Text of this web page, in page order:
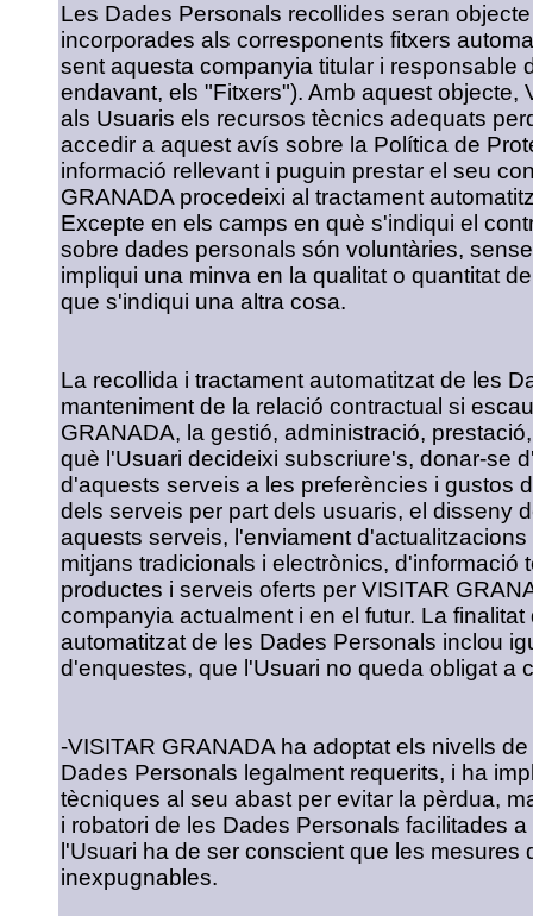
Les Dades Personals recollides seran
incorporades als corresponents fitxers
sent aquesta companyia titular i responsable
endavant, els "Fitxers"). Amb aquest objecte,
als Usuaris els recursos tècnics adequats
accedir a aquest avís sobre la Política de
informació rellevant i puguin prestar el seu
GRANADA procedeixi al tractament
Excepte en els camps en què s'indiqui el
sobre dades personals són voluntàries,
impliqui una minva en la qualitat o quantitat
que s'indiqui una altra cosa.
La recollida i tractament automatitzat de les
manteniment de la relació contractual si
GRANADA, la gestió, administració,
què l'Usuari decideixi subscriure's, donar-se
d'aquests serveis a les preferències i gustos
dels serveis per part dels usuaris, el disseny
aquests serveis, l'enviament
mitjans tradicionals i electrònics, d'informació
productes i serveis oferts per VISITAR
companyia actualment i en el futur. La
automatitzat de les Dades Personals inclou
d'enquestes, que l'Usuari no queda obligat a
-VISITAR GRANADA ha adoptat els nivells
Dades Personals legalment requerits, i ha
tècniques al seu abast per evitar la pèrdua,
i robatori de les Dades Personals facilitades
l'Usuari ha de ser conscient que les mesures
inexpugnables.